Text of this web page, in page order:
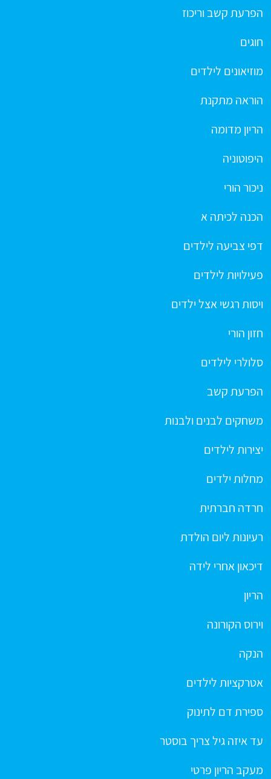
הפרעת קשב וריכוז
חוגים
מוזיאונים לילדים
הוראה מתקנת
הריון מדומה
היפוטוניה
ניכור הורי
הכנה לכיתה א
דפי צביעה לילדים
פעילויות לילדים
ויסות רגשי אצל ילדים
חזון הורי
סלולרי לילדים
הפרעת קשב
משחקים לבנים ולבנות
יצירות לילדים
מחלות ילדים
חרדה חברתית
רעיונות ליום הולדת
דיכאון אחרי לידה
הריון
וירוס הקורונה
הנקה
אטרקציות לילדים
ספירת דם לתינוק
עד איזה גיל צריך בוסטר
מעקב הריון פרטי